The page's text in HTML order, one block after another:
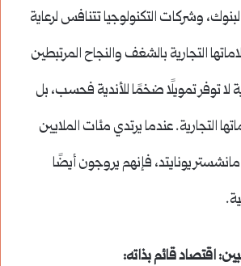
وشركات التكنولوجيا تتنافس لرعاية
التجارية بالشغف والنجاح المرتبطين
لا توفر تمويلًا ضخمًا للأندية فحسب، بل
التجارية. عندما يرتدي مئات الملايين
يونايتد، فإنهم يروجون أيضًا